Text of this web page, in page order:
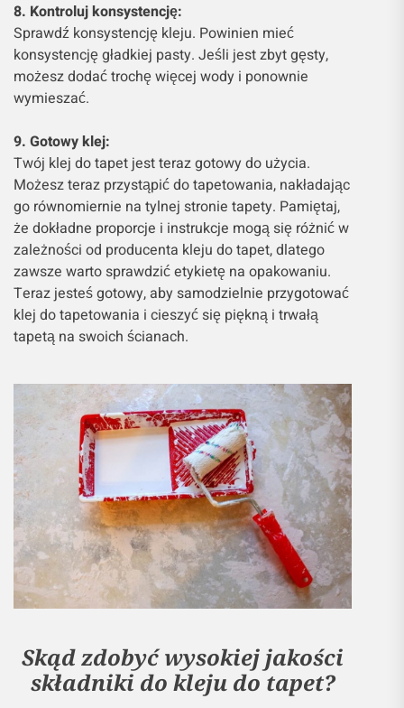
8. Kontroluj konsystencję:
Sprawdź konsystencję kleju. Powinien mieć
konsystencję gładkiej pasty. Jeśli jest zbyt gęsty,
możesz dodać trochę więcej wody i ponownie
wymieszać.
9. Gotowy klej:
Twój klej do tapet jest teraz gotowy do użycia.
Możesz teraz przystąpić do tapetowania, nakładając
go równomiernie na tylnej stronie tapety. Pamiętaj,
że dokładne proporcje i instrukcje mogą się różnić w
zależności od producenta kleju do tapet, dlatego
zawsze warto sprawdzić etykietę na opakowaniu.
Teraz jesteś gotowy, aby samodzielnie przygotować
klej do tapetowania i cieszyć się piękną i trwałą
tapetą na swoich ścianach.
Skąd zdobyć wysokiej jakości
składniki do kleju do tapet?